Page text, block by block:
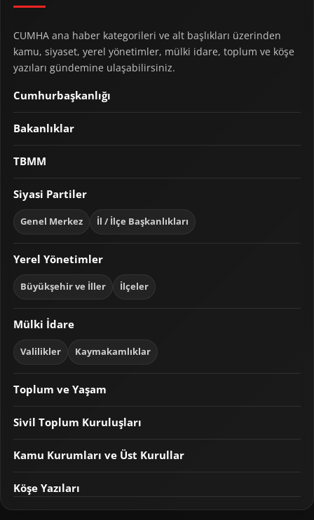
CUMHA ana haber kategorileri ve alt başlıkları üzerinden
kamu, siyaset, yerel yönetimler, mülki idare, toplum ve köşe
yazıları gündemine ulaşabilirsiniz.
Cumhurbaşkanlığı
Bakanlıklar
TBMM
Siyasi Partiler
Genel Merkez İl / İlçe Başkanlıkları
Yerel Yönetimler
Büyükşehir ve İller İlçeler
Mülki İdare
Valilikler Kaymakamlıklar
Toplum ve Yaşam
Sivil Toplum Kuruluşları
Kamu Kurumları ve Üst Kurullar
Köşe Yazıları